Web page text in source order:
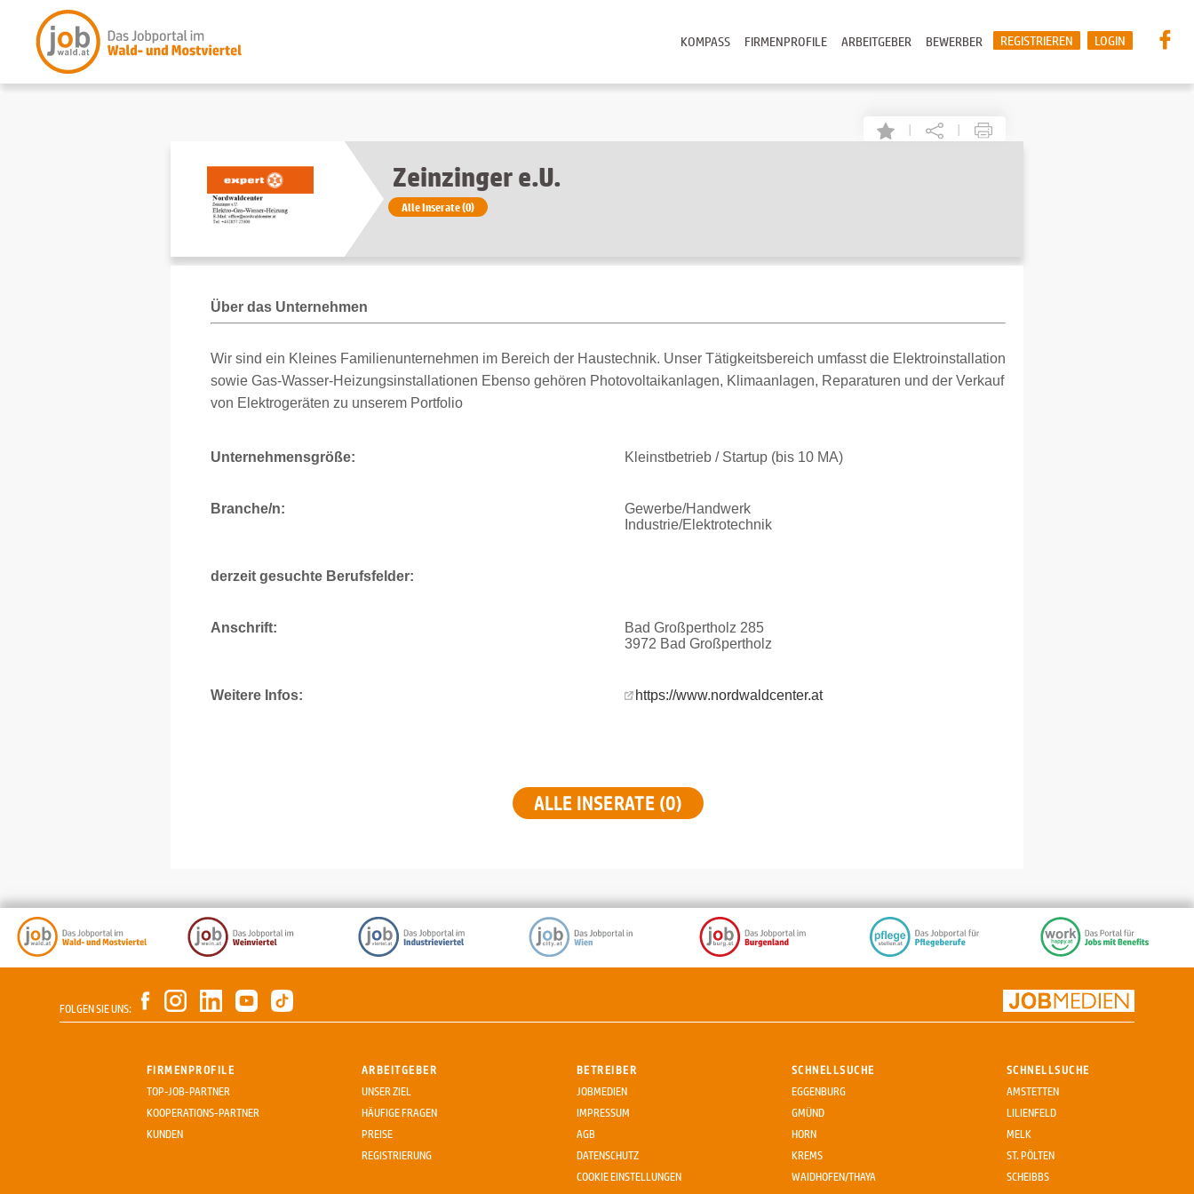
LOGIN
REGISTRIEREN
BEWERBER
ARBEITGEBER
FIRMENPROFILE
KOMPASS
| |
Zeinzinger e.U.
Alle Inserate (0)
Über das Unternehmen
Wir sind ein Kleines Familienunternehmen im Bereich der Haustechnik. Unser Tätigkeitsbereich umfasst die Elektroinstallation
sowie Gas-Wasser-Heizungsinstallationen Ebenso gehören Photovoltaikanlagen, Klimaanlagen, Reparaturen und der Verkauf
von Elektrogeräten zu unserem Portfolio
Unternehmensgröße: Kleinstbetrieb / Startup (bis 10 MA)
Branche/n:
Gewerbe/Handwerk
Industrie/Elektrotechnik
derzeit gesuchte Berufsfelder:
Anschrift:
Bad Großpertholz 285
3972 Bad Großpertholz
Weitere Infos: https://www.nordwaldcenter.at
ALLE INSERATE (0)
FOLGEN SIE UNS:
FIRMENPROFILE
TOP-JOB-PARTNER
KOOPERATIONS-PARTNER
KUNDEN
ARBEITGEBER
UNSER ZIEL
HÄUFIGE FRAGEN
PREISE
REGISTRIERUNG
BETREIBER
JOBMEDIEN
IMPRESSUM
AGB
DATENSCHUTZ
COOKIE EINSTELLUNGEN
SCHNELLSUCHE
EGGENBURG
GMÜND
HORN
KREMS
WAIDHOFEN/THAYA
SCHNELLSUCHE
AMSTETTEN
LILIENFELD
MELK
ST. PÖLTEN
SCHEIBBS